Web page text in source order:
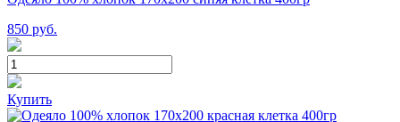
850 руб.
Купить